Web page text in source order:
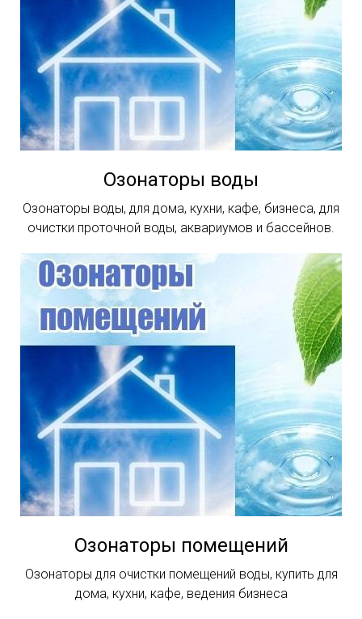
Озонаторы воды
Озонаторы воды, для дома, кухни, кафе, бизнеса, для
очистки проточной воды, аквариумов и бассейнов.
Озонаторы помещений
Озонаторы для очистки помещений воды, купить для
дома, кухни, кафе, ведения бизнеса